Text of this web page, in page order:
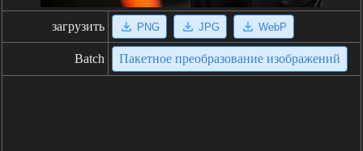
загрузить PNG JPG WebP
Batch Пакетное преобразование изображений